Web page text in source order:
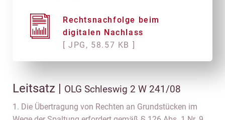
Rechtsnachfolge beim
digitalen Nachlass
[ JPG, 58.57 KB ]
Leitsatz | OLG Schleswig 2 W 241/08
1. Die Übertragung von Rechten an Grundstücken im